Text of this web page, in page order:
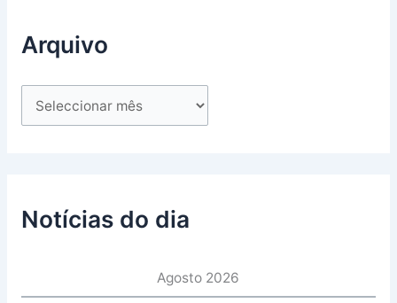
Arquivo
Notícias do dia
Agosto 2026